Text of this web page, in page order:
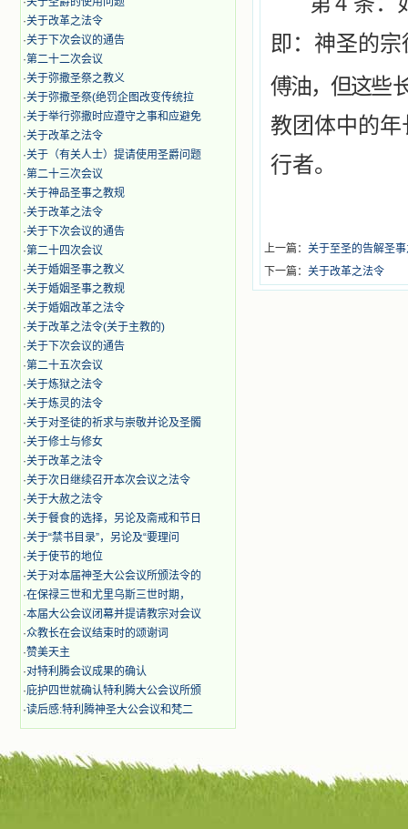
·关于改革之法令
·关于下次会议的通告
·第二十二次会议
·​关于弥撒圣祭之教义
·关于弥撒圣祭(绝罚企图改变传统拉
·关于举行弥撒时应遵守之事和应避免
·关于改革之法令
·关于（有关人士）提请使用圣爵问题
·第二十三次会议
·关于神品圣事之教规
·关于改革之法令
·关于下次会议的通告
·第二十四次会议
·关于婚姻圣事之教义
·关于婚姻圣事之教规
·关于婚姻改革之法令
·关于改革之法令(关于主教的)
·关于下次会议的通告
·第二十五次会议
·关于炼狱之法令
·关于炼灵的法令
·关于对圣徒的祈求与崇敬并论及圣髑
·关于修士与修女
·关于改革之法令
·关于次日继续召开本次会议之法令
·关于大赦之法令
·关于餐食的选择，另论及斋戒和节日
·关于“禁书目录”，另论及“要理问
·关于使节的地位
·关于对本届神圣大公会议所颁法令的
·在保禄三世和尤里乌斯三世时期，
·本届大公会议闭幕并提请教宗对会议
·众教长在会议结束时的颂谢词
·赞美天主
·对特利腾会议成果的确认
·庇护四世就确认特利腾大公会议所颁
·读后感:特利腾神圣大公会议和梵二
即：神圣的
傅油，但这些
教团体中的年
行者。
上一篇： 关于至圣的告解圣
下一篇： 关于改革之法令